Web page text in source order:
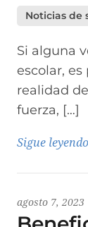
Noticias de
Si alguna
escolar,
realidad
fuerza, […]
Sigue leyendo
agosto 7, 2023